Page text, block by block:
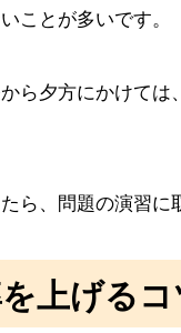
ことが多いです。
ら夕方にかけて
ら、問題の演習に
上げる